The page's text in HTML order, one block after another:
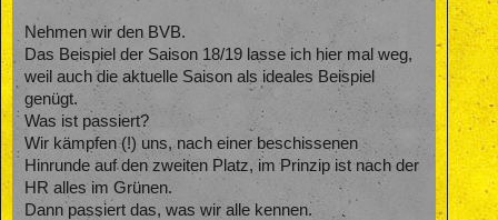
Nehmen wir den BVB.
Das Beispiel der Saison 18/19 lasse ich hier mal weg,
weil auch die aktuelle Saison als ideales Beispiel
genügt.
Was ist passiert?
Wir kämpfen (!) uns, nach einer beschissenen
Hinrunde auf den zweiten Platz, im Prinzip ist nach der
HR alles im Grünen.
Dann passiert das, was wir alle kennen.